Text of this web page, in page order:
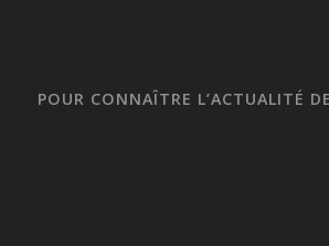
POUR CONNAÎTRE L’ACTUALITÉ